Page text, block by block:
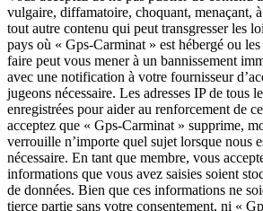
vulgaire, diffamatoire, choquant, menaçant,
tout autre contenu qui peut transgresser les
pays où « Gps-Carminat » est hébergé ou
faire peut vous mener à un bannissement
avec une notification à votre fournisseur
jugeons nécessaire. Les adresses IP de tous
enregistrées pour aider au renforcement de
acceptez que « Gps-Carminat » supprime,
verrouille n’importe quel sujet lorsque nous
nécessaire. En tant que membre, vous
informations que vous avez saisies soient
de données. Bien que ces informations ne
tierce partie sans votre consentement, ni «